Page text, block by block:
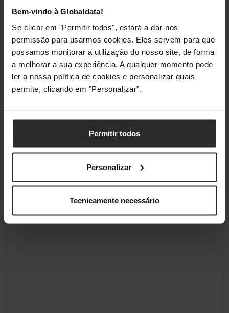
Bem-vindo à Globaldata!
Se clicar em "Permitir todos", estará a dar-nos
permissão para usarmos cookies. Eles servem para que
possamos monitorar a utilização do nosso site, de forma
a melhorar a sua experiência. A qualquer momento pode
ler a nossa política de cookies e personalizar quais
permite, clicando em "Personalizar".
Permitir todos
Personalizar
Tecnicamente necessário